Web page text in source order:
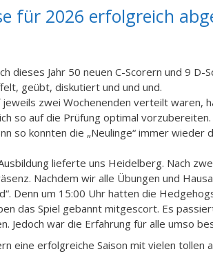
für 2026 erfolgreich
dieses Jahr 50 neuen C-Scorern und 9
geübt, diskutiert und und und.
jeweils zwei Wochenenden verteilt
so auf die Prüfung optimal
so konnten die „Neulinge“ immer wieder
lieferte uns Heidelberg. Nach
Nachdem wir alle Übungen und
Denn um 15:00 Uhr hatten die
das Spiel gebannt mitgescort. Es
Jedoch war die Erfahrung für alle umso
eine erfolgreiche Saison mit vielen tollen